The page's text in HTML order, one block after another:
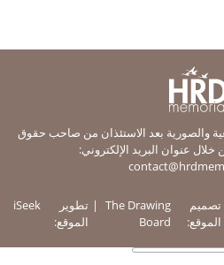
والصورية بعد الاستئذان من صاحب حقوق
عنوان البريد الإلكتروني:
تصميم
الموقع:
The Drawing
Board
تطوير
الموقع:
iSeek